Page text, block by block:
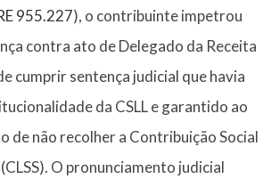
955.227), o contribuinte impetrou
contra ato de Delegado da Receita
cumprir sentença judicial que havia
da CSLL e garantido ao
de não recolher a Contribuição Social
O pronunciamento judicial